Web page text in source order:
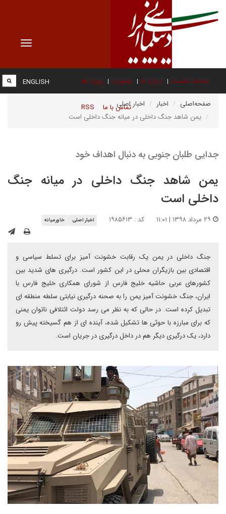
Toggle
صفحه نخست درباره ما عضویت پیوند ها
تماس با ما RSS
ENGLISH
صفحه‌اصلی اخبار
اخبار اصلی
یمن شاهد جنگ داخلی در میانه جنگ داخلی است
جدایی طلبان جنوبی به دنبال اهداف خود ​​​​​​​
یمن شاهد جنگ داخلی در میانه جنگ
داخلی است
کد : ۱۹۸۵۶۱۳ اخبار اصلی خاورمیانه
جنگ داخلی در یمن یک رقابت خشونت آمیز برای تسلط سیاسی و
اقتصادی بین بازیگران محلی در این کشور است. درگیری های شدید بین
کشورهای عربی حاشیه خلیج فارس از شورای همکاری خلیج فارس با
ایران، جنگ خشونت آمیز یمن را به صحنه درگیری نیابتی سلطه منطقه ای
تبدیل کرده است. در حالی که به نظر می رسد دولت ائتلافی ناتوان یمنی
که برای مبارزه با حوثی ها تشکیل شده، آینده ای از هم گسیخته پیش رو
دارد، یک درگیری دیگر هم در داخل درگیری در جریان است.